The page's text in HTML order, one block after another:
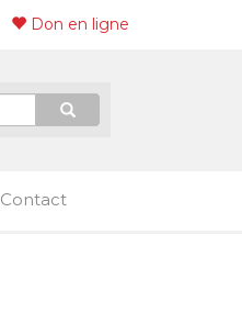
Don en ligne
Contact